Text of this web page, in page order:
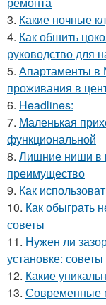
3. Какие ночные
4. Как обшить
руководство для
5. Апартаменты в
проживания в
6. Headlines:
7. Маленькая
функциональной
8. Лишние ниши в
преимущество
9. Как
10. Как обыграть
советы
11. Нужен ли
установке:
12. Какие
13. Современные